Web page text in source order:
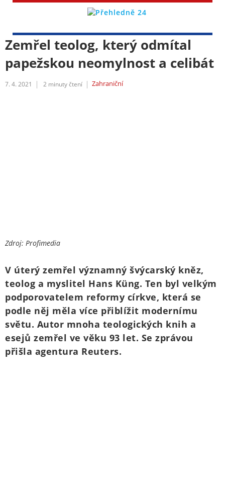
Zemřel teolog, který odmítal
papežskou neomylnost a celibát
7. 4. 2021 2 minuty čtení Zahraniční
Zdroj: Profimedia
V úterý zemřel významný švýcarský kněz,
teolog a myslitel Hans Küng. Ten byl velkým
podporovatelem reformy církve, která se
podle něj měla více přiblížit modernímu
světu. Autor mnoha teologických knih a
esejů zemřel ve věku 93 let. Se zprávou
přišla agentura Reuters.